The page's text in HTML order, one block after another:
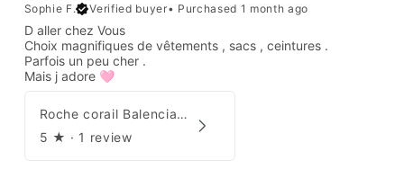
Sophie F.
Verified buyer• Purchased 1 month ago
D aller chez Vous
Choix magnifiques de vêtements , sacs , ceintures .
Parfois un peu cher .
Mais j adore 🩷
Roche corail Balenciaga 2006
5 ★ · 1 review